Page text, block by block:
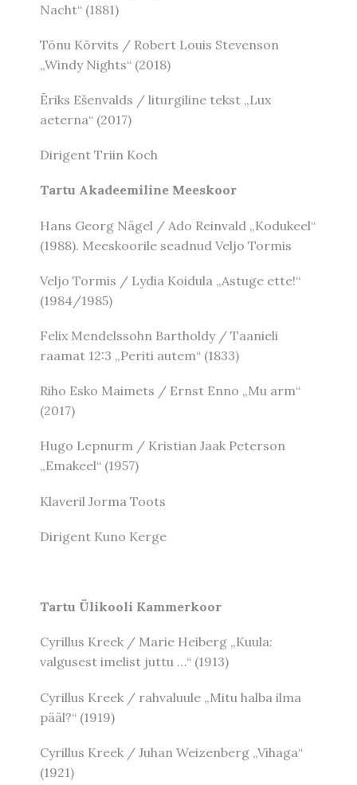
Nacht“ (1881)
Tõnu Kõrvits / Robert Louis Stevenson
„Windy Nights“ (2018)
Ēriks Ešenvalds / liturgiline tekst „Lux
aeterna“ (2017)
Dirigent Triin Koch
Tartu Akadeemiline Meeskoor
Hans Georg Nägel / Ado Reinvald „Kodukeel“
(1988). Meeskoorile seadnud Veljo Tormis
Veljo Tormis / Lydia Koidula „Astuge ette!“
(1984/1985)
Felix Mendelssohn Bartholdy / Taanieli
raamat 12:3 „Periti autem“ (1833)
Riho Esko Maimets / Ernst Enno „Mu arm“
(2017)
Hugo Lepnurm / Kristian Jaak Peterson
„Emakeel“ (1957)
Klaveril Jorma Toots
Dirigent Kuno Kerge
Tartu Ülikooli Kammerkoor
Cyrillus Kreek / Marie Heiberg „Kuula:
valgusest imelist juttu …“ (1913)
Cyrillus Kreek / rahvaluule „Mitu halba ilma
pääl?“ (1919)
Cyrillus Kreek / Juhan Weizenberg „Vihaga“
(1921)